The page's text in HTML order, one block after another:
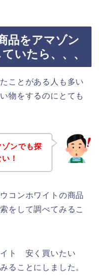
品をアマゾン
いたら、、、
ことがある人も多い
物をするのにとても
ンでも探
！
コンホワイトの商品
をして調べてみるこ
イト 安く買いたい
ることにしました。